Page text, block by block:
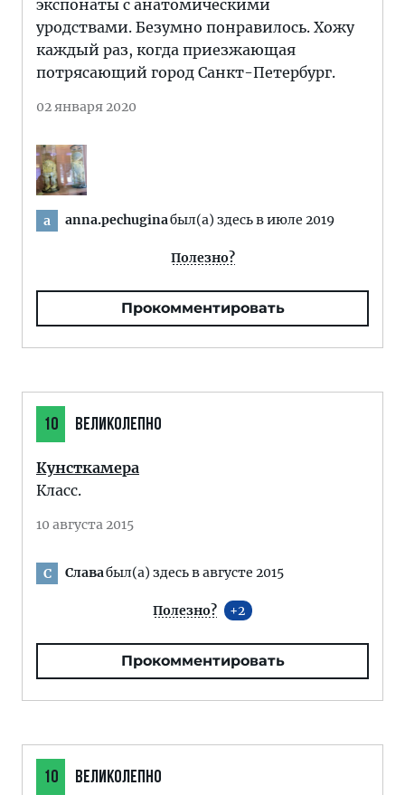
экспонаты с анатомическими
уродствами. Безумно понравилось. Хожу
каждый раз, когда приезжающая
потрясающий город Санкт-Петербург.
02 января 2020
a anna.pechuginaбыл(а) здесь в июле 2019
Полезно?
Прокомментировать
10 ВЕЛИКОЛЕПНО
Кунсткамера
Класс.
10 августа 2015
С Славабыл(а) здесь в августе 2015
Полезно? 2
Прокомментировать
10 ВЕЛИКОЛЕПНО